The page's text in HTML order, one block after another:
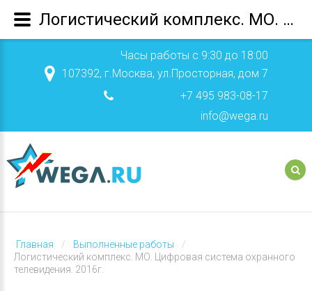
Часы работы с 9:30 до 18:00
107392, г.Москва, ул.Просторная, дом 7
+7 495 983-08-17
info@wega.ru
Главная
Выполненные работы
Логистический комплекс. МО. Цифровая система охранного
телевидения. 2016г.
Логистический комплекс. МО. Цифровая система охранного телевидения. 2016г.